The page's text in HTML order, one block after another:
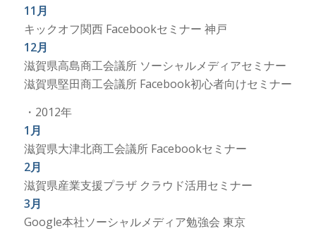
11月
キックオフ関西 Facebookセミナー 神戸
12月
滋賀県高島商工会議所 ソーシャルメディアセミナー
滋賀県堅田商工会議所 Facebook初心者向けセミナー
・2012年
1月
滋賀県大津北商工会議所 Facebookセミナー
2月
滋賀県産業支援プラザ クラウド活用セミナー
3月
Google本社ソーシャルメディア勉強会 東京